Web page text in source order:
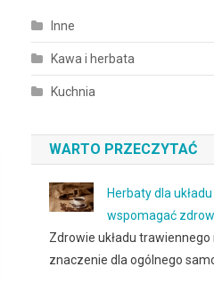
Inne
Kawa i herbata
Kuchnia
WARTO PRZECZYTAĆ
Herbaty dla
wspomagać
Zdrowie układu
znaczenie dla ogólnego